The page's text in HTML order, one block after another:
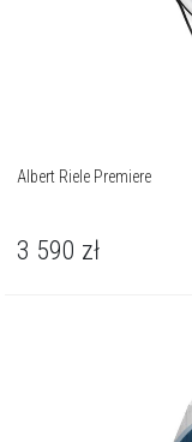
Albert Riele Premiere
3 590 zł